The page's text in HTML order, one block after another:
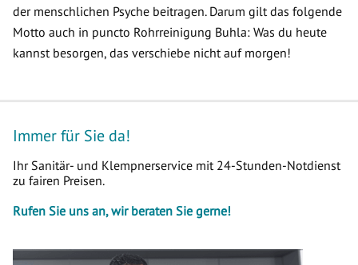
der menschlichen Psyche beitragen. Darum gilt das folgende
Motto auch in puncto Rohrreinigung Buhla: Was du heute
kannst besorgen, das verschiebe nicht auf morgen!
Immer für Sie da!
Ihr Sanitär- und Klempnerservice mit 24-Stunden-Notdienst
zu fairen Preisen.
Rufen Sie uns an, wir beraten Sie gerne!